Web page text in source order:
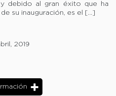
debido al gran éxito que ha
su inauguración, es el […]
2019